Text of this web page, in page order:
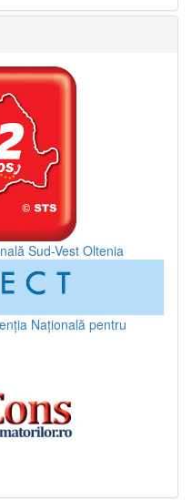
Sud-Vest Oltenia
Națională pentru